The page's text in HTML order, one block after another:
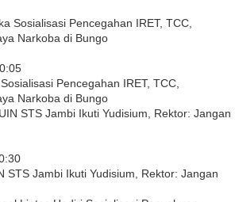
Pencegahan IRET, TCC,
Narkoba di Bungo
STS Jambi Ikuti Yudisium, Rektor: Jangan